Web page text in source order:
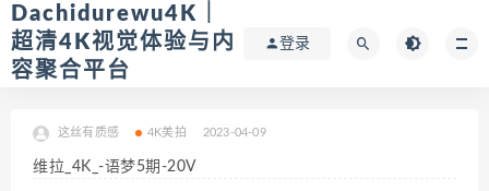
Dachidurewu4K｜
超清4K视觉体验与内
容聚合平台
登录
这丝有质感 4K美拍 2023-04-09
维拉_4K_-语梦5期-20V